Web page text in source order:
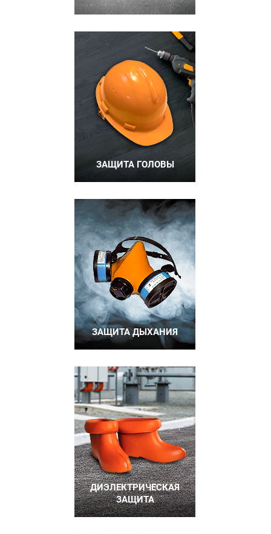
ЗАЩИТА ГОЛОВЫ
ЗАЩИТА ДЫХАНИЯ
ДИЭЛЕКТРИЧЕСКАЯ
ЗАЩИТА